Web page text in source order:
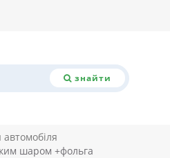
знайти
автомобіля
шаром +фольга